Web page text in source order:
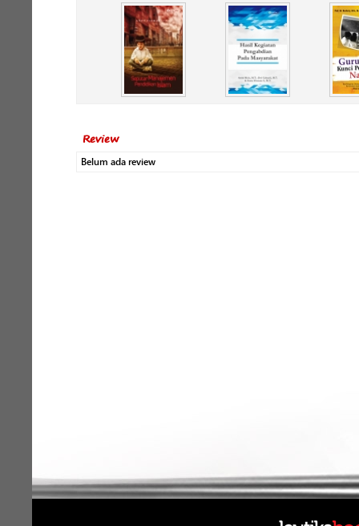
Review
Belum ada review